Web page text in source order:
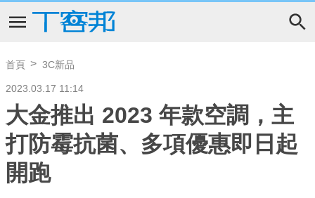
首頁 3C新品
2023.03.17 11:14
大金推出 2023 年款空調，主
打防霉抗菌、多項優惠即日起
開跑